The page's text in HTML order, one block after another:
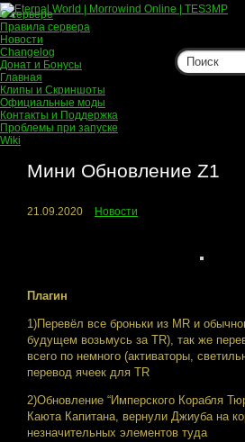
О сервере
Правила сервера
Новости
Changelog
Донат и Бонусы
Главная
Клипы и Скриншоты
Официальные моды
Контакты и Поддержка
Проблемы при запуске
Wiki
Мини Обновление Z1
21.09.2020 Новости
Плагин
1)Перевёл все броньки из MR и
будущем возьмусь за TR), так же
всего по немного (активаторы,
перевод ячеек для TR
2)Обновление “Имперского Корабля
Каюта Капитана, вернули Джиуба на
незначительных элементов туда